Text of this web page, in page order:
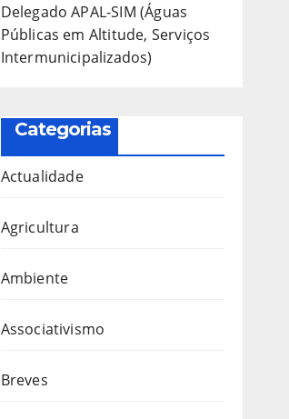
Delegado APAL-SIM (Águas
Públicas em Altitude, Serviços
Intermunicipalizados)
Categorias
Actualidade
Agricultura
Ambiente
Associativismo
Breves